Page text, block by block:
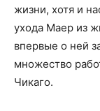
жизни, хотя и
ухода Маер из
впервые о ней
множество
Чикаго.